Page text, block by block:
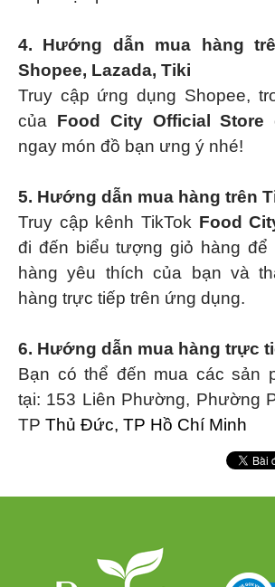
4. Hướng dẫn mua hàng
Shopee, Lazada, Tiki
Truy cập ứng dụng Shopee,
của Food City Official Store
ngay món đồ bạn ưng ý nhé!
5. Hướng dẫn mua hàng trên
Truy cập kênh TikTok Food
đi đến biểu tượng giỏ hàng để
hàng yêu thích của bạn và
hàng trực tiếp trên ứng dụng.
6. Hướng dẫn mua hàng trực
Bạn có thể đến mua các sản
tại: 153 Liên Phường, Phường
TP Thủ Đức, TP Hồ Chí Minh